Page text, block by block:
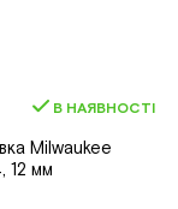
В НАЯВНОСТІ
Milwaukee
12 мм